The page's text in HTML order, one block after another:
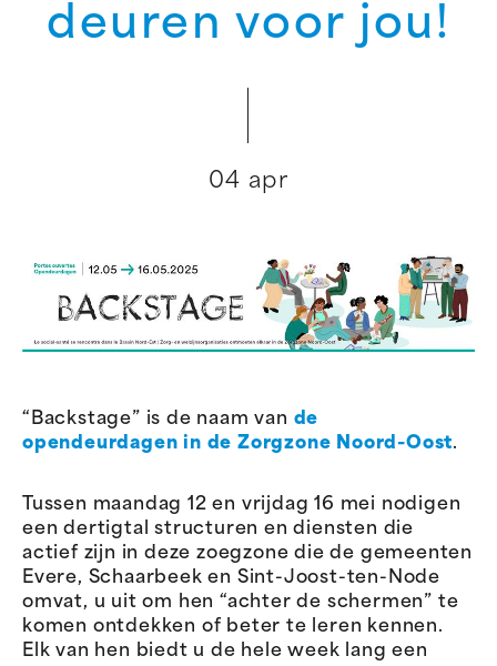
deuren voor jou!
04 apr
“Backstage” is de naam van de
opendeurdagen in de Zorgzone Noord-Oost.
Tussen maandag 12 en vrijdag 16 mei nodigen
een dertigtal structuren en diensten die
actief zijn in deze zoegzone die de gemeenten
Evere, Schaarbeek en Sint-Joost-ten-Node
omvat, u uit om hen “achter de schermen” te
komen ontdekken of beter te leren kennen.
Elk van hen biedt u de hele week lang een